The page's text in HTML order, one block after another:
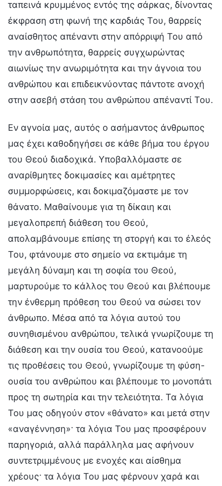
ταπεινά κρυμμένος εντός της σάρκας, δίνοντας
έκφραση στη φωνή της καρδιάς Του, θαρρείς
αναίσθητος απέναντι στην απόρριψή Του από
την ανθρωπότητα, θαρρείς συγχωρώντας
αιωνίως την ανωριμότητα και την άγνοια του
ανθρώπου και επιδεικνύοντας πάντοτε ανοχή
στην ασεβή στάση του ανθρώπου απέναντί Του.
Εν αγνοία μας, αυτός ο ασήμαντος άνθρωπος
μας έχει καθοδηγήσει σε κάθε βήμα του έργου
του Θεού διαδοχικά. Υποβαλλόμαστε σε
αναρίθμητες δοκιμασίες και αμέτρητες
συμμορφώσεις, και δοκιμαζόμαστε με τον
θάνατο. Μαθαίνουμε για τη δίκαιη και
μεγαλοπρεπή διάθεση του Θεού,
απολαμβάνουμε επίσης τη στοργή και το έλεός
Του, φτάνουμε στο σημείο να εκτιμάμε τη
μεγάλη δύναμη και τη σοφία του Θεού,
μαρτυρούμε το κάλλος του Θεού και βλέπουμε
την ένθερμη πρόθεση του Θεού να σώσει τον
άνθρωπο. Μέσα από τα λόγια αυτού του
συνηθισμένου ανθρώπου, τελικά γνωρίζουμε τη
διάθεση και την ουσία του Θεού, κατανοούμε
τις προθέσεις του Θεού, γνωρίζουμε τη φύση-
ουσία του ανθρώπου και βλέπουμε το μονοπάτι
προς τη σωτηρία και την τελειότητα. Τα λόγια
Του μας οδηγούν στον «θάνατο» και μετά στην
«αναγέννηση»· τα λόγια Του μας προσφέρουν
παρηγοριά, αλλά παράλληλα μας αφήνουν
συντετριμμένους με ενοχές και αίσθημα
χρέους· τα λόγια Του μας φέρνουν χαρά και